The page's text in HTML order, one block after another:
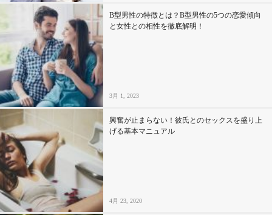
B型男性の特徴とは？B型男性の5つの恋愛傾向
と女性との相性を徹底解明！
3月 1, 2023
興奮が止まらない！彼氏とのセックスを盛り上
げる基本マニュアル
4月 23, 2020